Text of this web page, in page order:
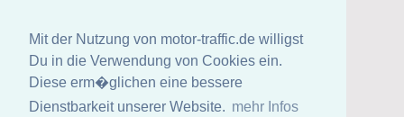
Mit der Nutzung von motor-traffic.de willigst
Du in die Verwendung von Cookies ein.
Diese erm�glichen eine bessere
Dienstbarkeit unserer Website. mehr Infos